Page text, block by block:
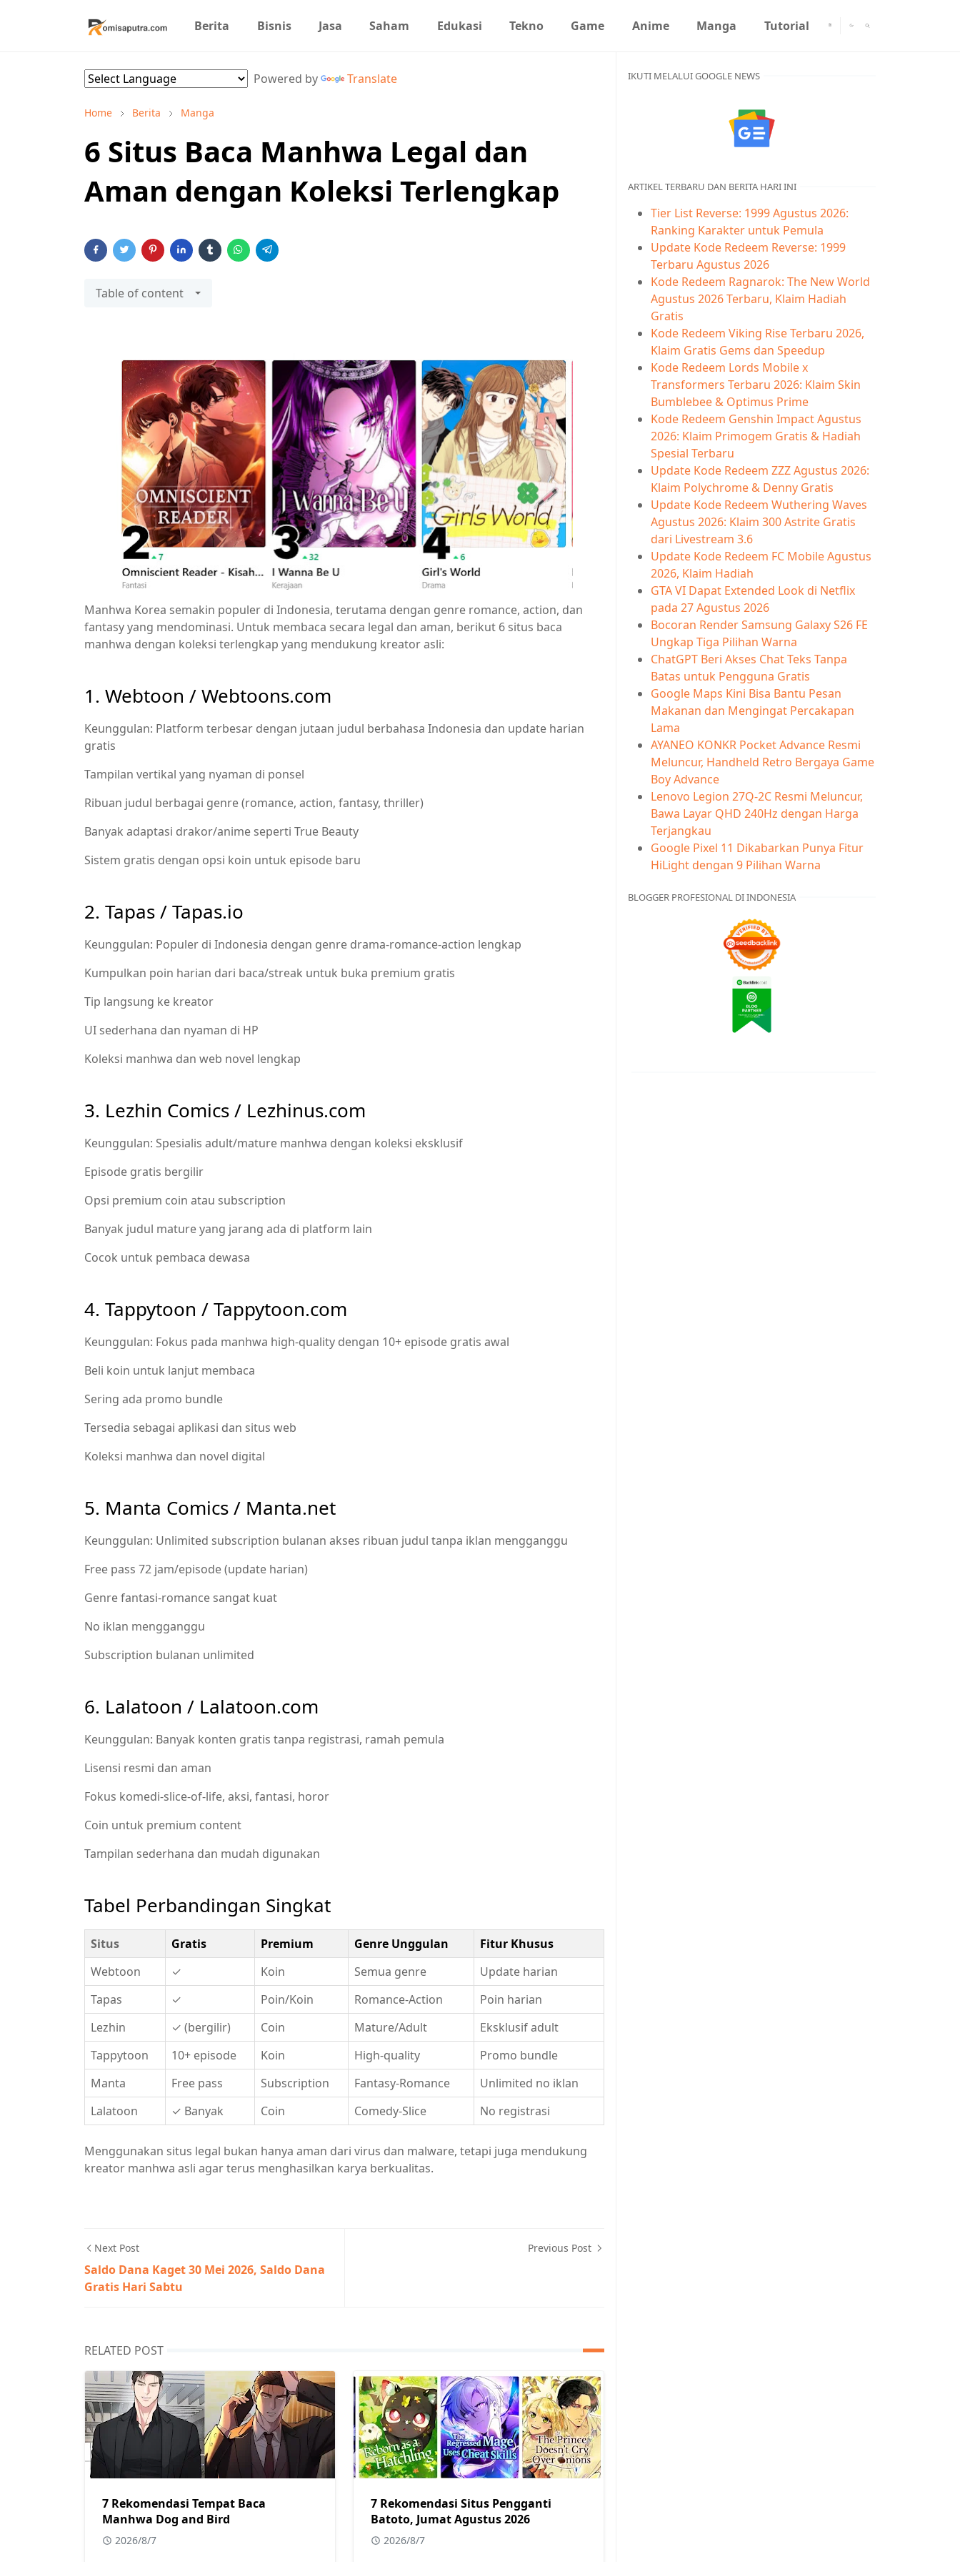
Berita Bisnis Jasa Saham Edukasi Tekno Game Anime Manga Tutorial
Powered by Translate
Home Berita Manga
6 Situs Baca Manhwa Legal dan
Aman dengan Koleksi Terlengkap
Table of content
Manhwa Korea semakin populer di Indonesia, terutama dengan genre romance, action, dan
fantasy yang mendominasi. Untuk membaca secara legal dan aman, berikut 6 situs baca
manhwa dengan koleksi terlengkap yang mendukung kreator asli:
1. Webtoon / Webtoons.com
Keunggulan: Platform terbesar dengan jutaan judul berbahasa Indonesia dan update harian
gratis
Tampilan vertikal yang nyaman di ponsel
Ribuan judul berbagai genre (romance, action, fantasy, thriller)
Banyak adaptasi drakor/anime seperti True Beauty
Sistem gratis dengan opsi koin untuk episode baru
2. Tapas / Tapas.io
Keunggulan: Populer di Indonesia dengan genre drama-romance-action lengkap
Kumpulkan poin harian dari baca/streak untuk buka premium gratis
Tip langsung ke kreator
UI sederhana dan nyaman di HP
Koleksi manhwa dan web novel lengkap
3. Lezhin Comics / Lezhinus.com
Keunggulan: Spesialis adult/mature manhwa dengan koleksi eksklusif
Episode gratis bergilir
Opsi premium coin atau subscription
Banyak judul mature yang jarang ada di platform lain
Cocok untuk pembaca dewasa
4. Tappytoon / Tappytoon.com
Keunggulan: Fokus pada manhwa high-quality dengan 10+ episode gratis awal
Beli koin untuk lanjut membaca
Sering ada promo bundle
Tersedia sebagai aplikasi dan situs web
Koleksi manhwa dan novel digital
5. Manta Comics / Manta.net
Keunggulan: Unlimited subscription bulanan akses ribuan judul tanpa iklan mengganggu
Free pass 72 jam/episode (update harian)
Genre fantasi-romance sangat kuat
No iklan mengganggu
Subscription bulanan unlimited
6. Lalatoon / Lalatoon.com
Keunggulan: Banyak konten gratis tanpa registrasi, ramah pemula
Lisensi resmi dan aman
Fokus komedi-slice-of-life, aksi, fantasi, horor
Coin untuk premium content
Tampilan sederhana dan mudah digunakan
Tabel Perbandingan Singkat
Situs Gratis Premium Genre Unggulan
Fitur Khusus
Webtoon
✓ Koin Semua genre
Update harian
Tapas
✓ Poin/Koin Romance-Action
Poin harian
Lezhin
✓ (bergilir) Coin Mature/Adult
Eksklusif adult
Tappytoon
10+ episode Koin High-quality
Promo bundle
Manta
Free pass Subscription Fantasy-Romance
Unlimited no iklan
Lalatoon
✓ Banyak Coin Comedy-Slice No registrasi
Menggunakan situs legal bukan hanya aman dari virus dan malware, tetapi juga mendukung
kreator manhwa asli agar terus menghasilkan karya berkualitas.
Next Post
Saldo Dana Kaget 30 Mei 2026, Saldo Dana
Gratis Hari Sabtu
Previous Post
RELATED POST
7 Rekomendasi Tempat Baca
Manhwa Dog and Bird
2026/8/7
7 Rekomendasi Situs Pengganti
Batoto, Jumat Agustus 2026
2026/8/7
IKUTI MELALUI GOOGLE NEWS
ARTIKEL TERBARU DAN BERITA HARI INI
Tier List Reverse: 1999 Agustus 2026:
Ranking Karakter untuk Pemula
Update Kode Redeem Reverse: 1999
Terbaru Agustus 2026
Kode Redeem Ragnarok: The New World
Agustus 2026 Terbaru, Klaim Hadiah
Gratis
Kode Redeem Viking Rise Terbaru 2026,
Klaim Gratis Gems dan Speedup
Kode Redeem Lords Mobile x
Transformers Terbaru 2026: Klaim Skin
Bumblebee & Optimus Prime
Kode Redeem Genshin Impact Agustus
2026: Klaim Primogem Gratis & Hadiah
Spesial Terbaru
Update Kode Redeem ZZZ Agustus 2026:
Klaim Polychrome & Denny Gratis
Update Kode Redeem Wuthering Waves
Agustus 2026: Klaim 300 Astrite Gratis
dari Livestream 3.6
Update Kode Redeem FC Mobile Agustus
2026, Klaim Hadiah
GTA VI Dapat Extended Look di Netflix
pada 27 Agustus 2026
Bocoran Render Samsung Galaxy S26 FE
Ungkap Tiga Pilihan Warna
ChatGPT Beri Akses Chat Teks Tanpa
Batas untuk Pengguna Gratis
Google Maps Kini Bisa Bantu Pesan
Makanan dan Mengingat Percakapan
Lama
AYANEO KONKR Pocket Advance Resmi
Meluncur, Handheld Retro Bergaya Game
Boy Advance
Lenovo Legion 27Q-2C Resmi Meluncur,
Bawa Layar QHD 240Hz dengan Harga
Terjangkau
Google Pixel 11 Dikabarkan Punya Fitur
HiLight dengan 9 Pilihan Warna
BLOGGER PROFESIONAL DI INDONESIA